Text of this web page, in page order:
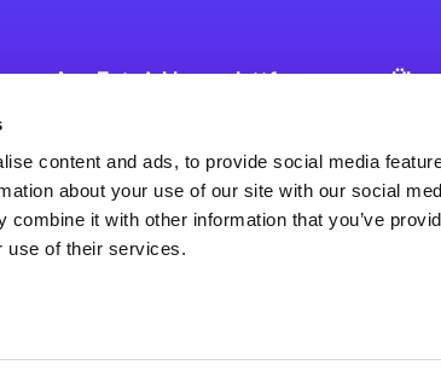
content and ads, to provide social media
about your use of our site with our social
combine it with other information that you’ve
use of their services.
App Entwicklungsplattform
Plattform
Magic xpa Web Application
Framework